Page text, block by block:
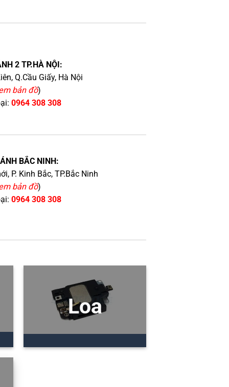
2 TP.HÀ NỘI:
Q.Cầu Giấy, Hà Nội
bản đồ)
0964 308 308
BẮC NINH:
P. Kinh Bắc, TP.Bắc Ninh
bản đồ)
0964 308 308
Loa